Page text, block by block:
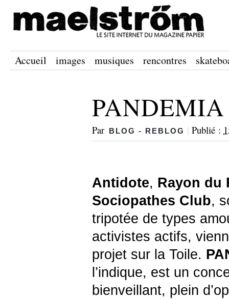
Accueil images musiques rencontres
PANDEMIA
Par BLOG - REBLOG | Publié :
Antidote, Rayon du
Sociopathes Club,
tripotée de types
activistes actifs,
projet sur la Toile.
l’indique, est un
bienveillant, plein